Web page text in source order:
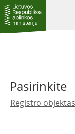
Pasirinkite
Registro objektas